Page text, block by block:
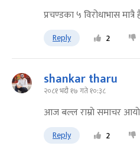
प्रचण्डका ५ विरोधाभास
Reply 2
shankar tharu
२०८१ भदौ १७ गते १०:३८
आज बल्ल राम्राे समाचर
Reply 2